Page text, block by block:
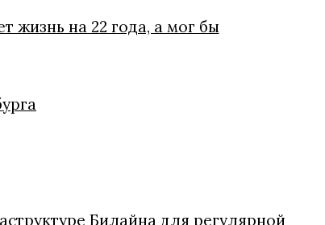
жизнь на 22 года, а мог бы
Билайна для регулярной